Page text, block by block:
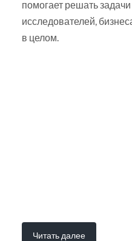
помогает решать
исследователей,
в целом.
Читать далее